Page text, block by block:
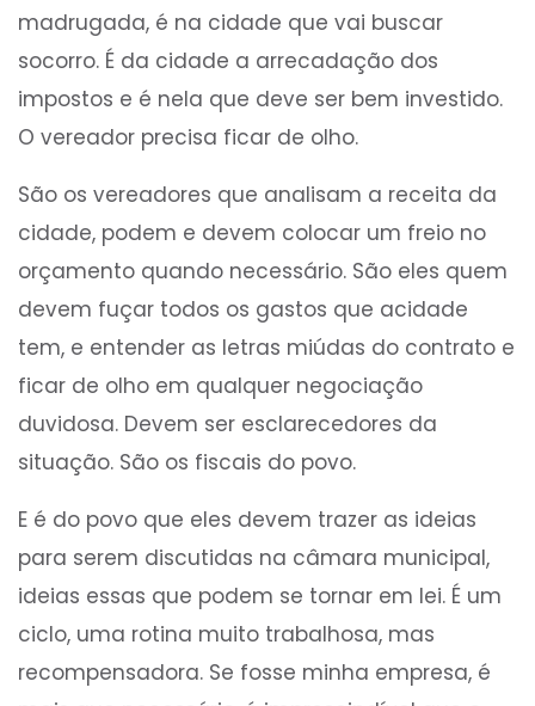
madrugada, é na cidade que vai buscar
socorro. É da cidade a arrecadação dos
impostos e é nela que deve ser bem investido.
O vereador precisa ficar de olho.
São os vereadores que analisam a receita da
cidade, podem e devem colocar um freio no
orçamento quando necessário. São eles quem
devem fuçar todos os gastos que acidade
tem, e entender as letras miúdas do contrato e
ficar de olho em qualquer negociação
duvidosa. Devem ser esclarecedores da
situação. São os fiscais do povo.
E é do povo que eles devem trazer as ideias
para serem discutidas na câmara municipal,
ideias essas que podem se tornar em lei. É um
ciclo, uma rotina muito trabalhosa, mas
recompensadora. Se fosse minha empresa, é